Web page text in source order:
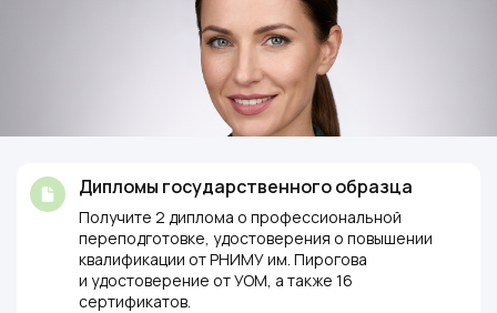
Дипломы государственного образца
Получите 2 диплома о профессиональной
переподготовке, удостоверения о повышении
квалификации от РНИМУ им. Пирогова
и удостоверение от УОМ, а также 16
сертификатов.